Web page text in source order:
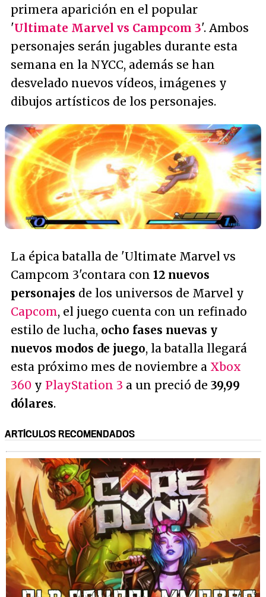
primera aparición en el popular
'Ultimate Marvel vs Campcom 3'. Ambos
personajes serán jugables durante esta
semana en la NYCC, además se han
desvelado nuevos vídeos, imágenes y
dibujos artísticos de los personajes.
La épica batalla de 'Ultimate Marvel vs
Campcom 3'contara con 12 nuevos
personajes de los universos de Marvel y
Capcom, el juego cuenta con un refinado
estilo de lucha, ocho fases nuevas y
nuevos modos de juego, la batalla llegará
esta próximo mes de noviembre a Xbox
360 y PlayStation 3 a un preció de 39,99
dólares.
ARTÍCULOS RECOMENDADOS